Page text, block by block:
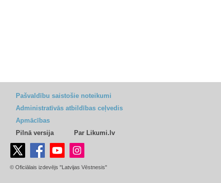
Pašvaldību saistošie noteikumi
Administratīvās atbildības ceļvedis
Apmācības
Pilnā versija
Par Likumi.lv
© Oficiālais izdevējs "Latvijas Vēstnesis"